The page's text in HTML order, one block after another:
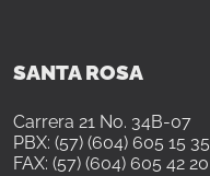
SANTA ROSA
Carrera 21 No. 34B-07
PBX: (57) (604) 605 15 35
FAX: (57) (604) 605 42 20